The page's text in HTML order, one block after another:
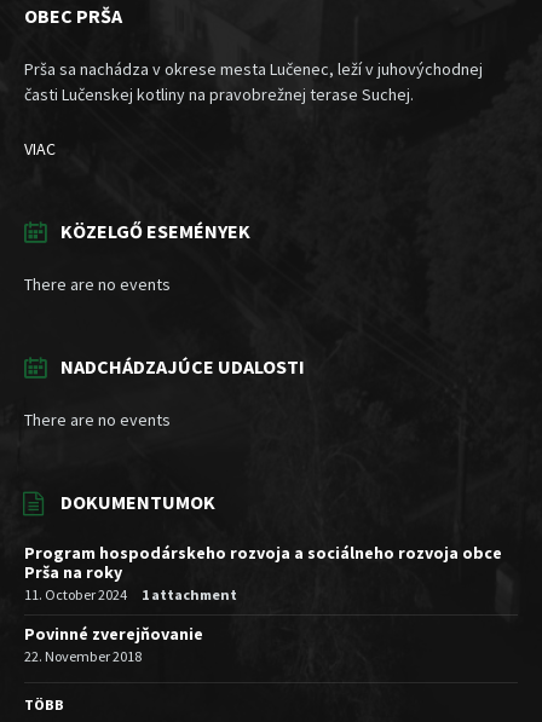
OBEC PRŠA
Prša sa nachádza v okrese mesta Lučenec, leží v juhovýchodnej
časti Lučenskej kotliny na pravobrežnej terase Suchej.
VIAC
KÖZELGŐ ESEMÉNYEK
There are no events
NADCHÁDZAJÚCE UDALOSTI
There are no events
DOKUMENTUMOK
Program hospodárskeho rozvoja a sociálneho rozvoja obce
Prša na roky
11. October 2024 1 attachment
Povinné zverejňovanie
22. November 2018
TÖBB